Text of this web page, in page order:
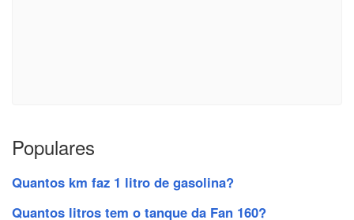
Populares
Quantos km faz 1 litro de gasolina?
Quantos litros tem o tanque da Fan 160?